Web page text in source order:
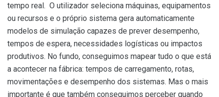
tempo real. O utilizador seleciona máquinas, equipamentos
ou recursos e o próprio sistema gera automaticamente
modelos de simulação capazes de prever desempenho,
tempos de espera, necessidades logísticas ou impactos
produtivos. No fundo, conseguimos mapear tudo o que está
a acontecer na fábrica: tempos de carregamento, rotas,
movimentações e desempenho dos sistemas. Mas o mais
importante é que também conseguimos perceber quando